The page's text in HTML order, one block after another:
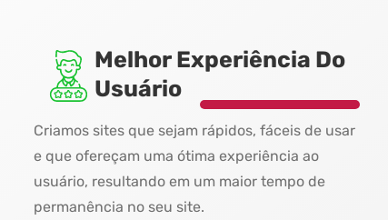
Melhor Experiência Do
Usuário
Criamos sites que sejam rápidos, fáceis de usar
e que ofereçam uma ótima experiência ao
usuário, resultando em um maior tempo de
permanência no seu site.